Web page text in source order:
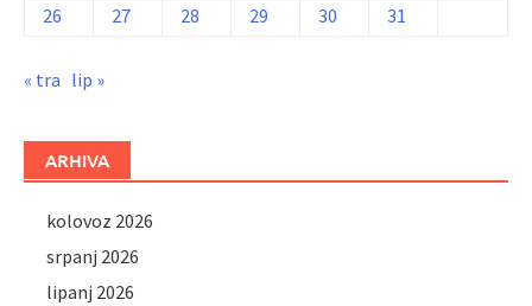
26
27 28 29 30 31
« tra lip »
ARHIVA
kolovoz 2026
srpanj 2026
lipanj 2026